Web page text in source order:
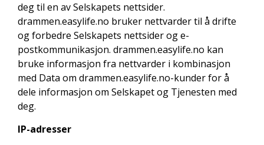
deg til en av Selskapets nettsider.
drammen.easylife.no bruker nettvarder til å drifte
og forbedre Selskapets nettsider og e-
postkommunikasjon. drammen.easylife.no kan
bruke informasjon fra nettvarder i kombinasjon
med Data om drammen.easylife.no-kunder for å
dele informasjon om Selskapet og Tjenesten med
deg.
IP-adresser